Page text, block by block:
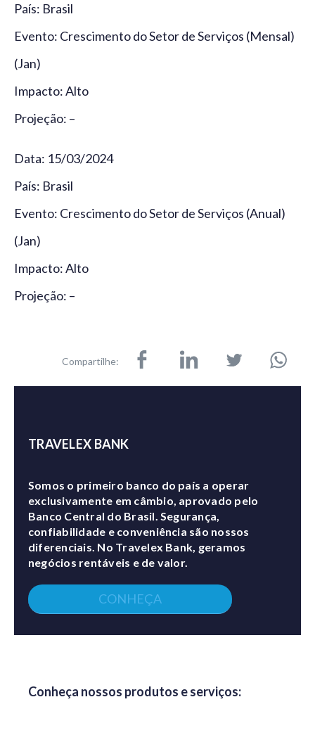
País: Brasil
Evento: Crescimento do Setor de Serviços (Mensal)
(Jan)
Impacto: Alto
Projeção: –
Data: 15/03/2024
País: Brasil
Evento: Crescimento do Setor de Serviços (Anual)
(Jan)
Impacto: Alto
Projeção: –
Compartilhe:
TRAVELEX BANK
Somos o primeiro banco do país a operar
exclusivamente em câmbio, aprovado pelo
Banco Central do Brasil. Segurança,
confiabilidade e conveniência são nossos
diferenciais. No Travelex Bank, geramos
negócios rentáveis e de valor.
CONHEÇA
Conheça nossos produtos e serviços: